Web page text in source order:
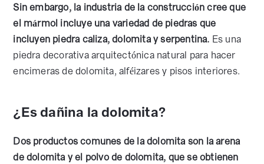
Sin embargo, la industria de la construcción cree que
el mármol incluye una variedad de piedras que
incluyen piedra caliza, dolomita y serpentina. Es una
piedra decorativa arquitectónica natural para hacer
encimeras de dolomita, alféizares y pisos interiores.
¿Es dañina la dolomita?
Dos productos comunes de la dolomita son la arena
de dolomita y el polvo de dolomita, que se obtienen